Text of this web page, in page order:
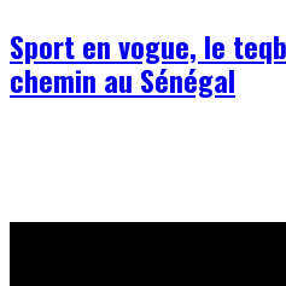
Sport en vogue, le
chemin au Sénégal